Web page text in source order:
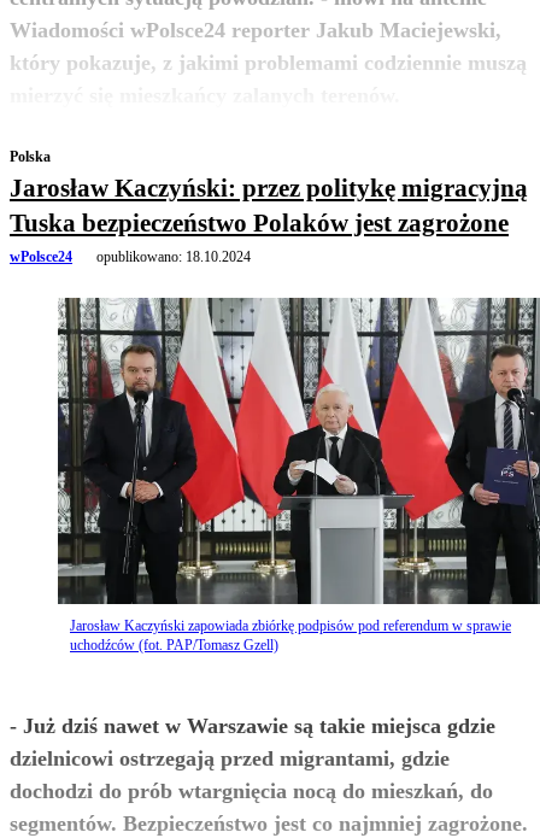
Wiadomości wPolsce24 reporter Jakub Maciejewski,
który pokazuje, z jakimi problemami codziennie muszą
zobacz więcej
Polska
Jarosław Kaczyński: przez politykę migracyjną
Tuska bezpieczeństwo Polaków jest zagrożone
wPolsce24 opublikowano: 18.10.2024
Jarosław Kaczyński zapowiada zbiórkę podpisów pod referendum w sprawie
uchodźców (fot. PAP/Tomasz Gzell)
- Już dziś nawet w Warszawie są takie miejsca gdzie
dzielnicowi ostrzegają przed migrantami, gdzie
dochodzi do prób wtargnięcia nocą do mieszkań, do
segmentów. Bezpieczeństwo jest co najmniej zagrożone.